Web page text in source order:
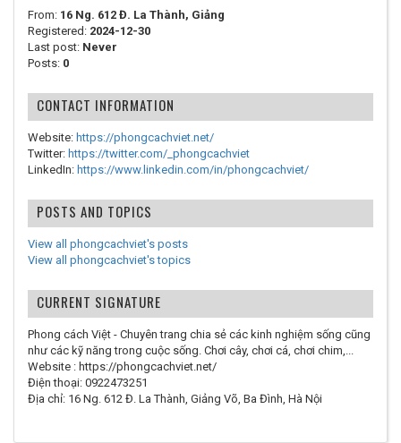
From: 16 Ng. 612 Đ. La Thành, Giảng
Registered: 2024-12-30
Last post: Never
Posts: 0
CONTACT INFORMATION
Website: https://phongcachviet.net/
Twitter: https://twitter.com/_phongcachviet
LinkedIn: https://www.linkedin.com/in/phongcachviet/
POSTS AND TOPICS
View all phongcachviet's posts
View all phongcachviet's topics
CURRENT SIGNATURE
Phong cách Việt - Chuyên trang chia sẻ các kinh nghiệm sống cũng
như các kỹ năng trong cuộc sống. Chơi cây, chơi cá, chơi chim,...
Website : https://phongcachviet.net/
Điện thoại: 0922473251
Địa chỉ: 16 Ng. 612 Đ. La Thành, Giảng Võ, Ba Đình, Hà Nội